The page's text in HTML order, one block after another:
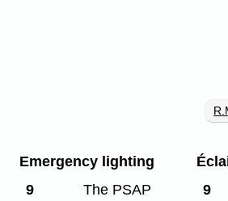
Emergency lighting
9
The PSAP
9